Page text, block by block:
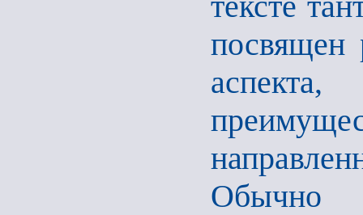
посвящен
Обычно